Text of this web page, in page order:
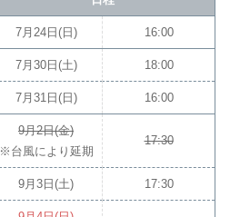
7月24日(日) 16:00
7月30日(土) 18:00
7月31日(日) 16:00
9月2日(金)
※台風により延期
17:30
9月3日(土) 17:30